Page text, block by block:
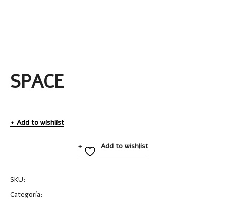
SPACE
Add to wishlist
Add to wishlist
SKU:
Categoría: